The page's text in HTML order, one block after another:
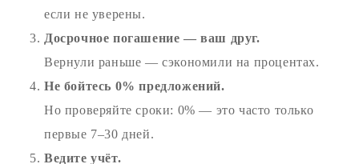
если не уверены.
Досрочное погашение — ваш друг.
Вернули раньше — сэкономили на процентах.
Не бойтесь 0% предложений.
Но проверяйте сроки: 0% — это часто только
первые 7–30 дней.
Ведите учёт.